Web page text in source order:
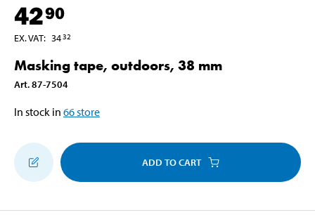
4290
EX. VAT: 3432
Masking tape, outdoors, 38 mm
Art.87-7504
In stock in 66store
ADD TO CART